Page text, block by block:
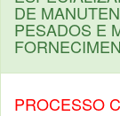
DE
PESADOS E
PROCESSO